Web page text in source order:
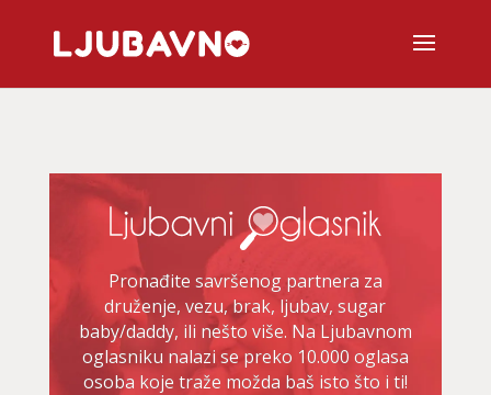
Pronađite savršenog partnera za
druženje, vezu, brak, ljubav, sugar
baby/daddy, ili nešto više. Na Ljubavnom
oglasniku nalazi se preko 10.000 oglasa
osoba koje traže možda baš isto što i ti!